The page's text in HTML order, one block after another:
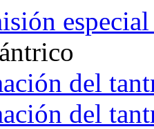
del
del